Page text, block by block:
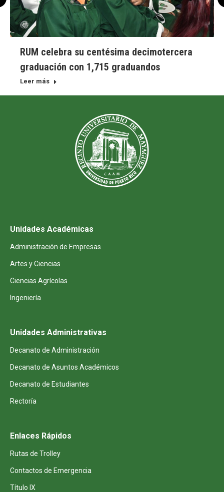
RUM celebra su centésima decimotercera
graduación con 1,715 graduandos
Leer más
Unidades Académicas
Administración de Empresas
Artes y Ciencias
Ciencias Agrícolas
Ingeniería
Unidades Administrativas
Decanato de Administración
Decanato de Asuntos Académicos
Decanato de Estudiantes
Rectoría
Enlaces Rápidos
Rutas de Trolley
Contactos de Emergencia
Título IX